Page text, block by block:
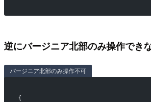
逆にバージニア北部のみ操作でき
バージニア北部のみ操作不可
{